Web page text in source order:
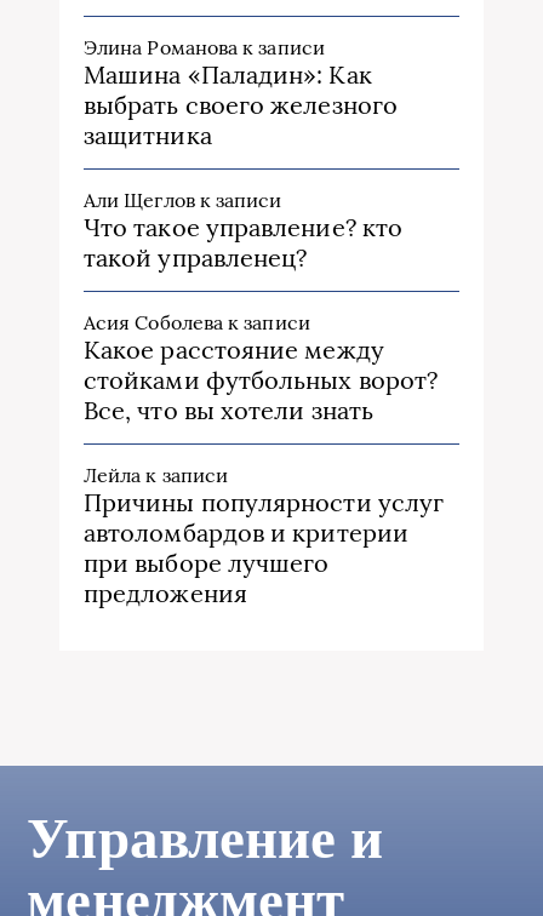
Элина Романова к записи
Машина «Паладин»: Как
выбрать своего железного
защитника
Али Щегловк записи
Что такое управление? кто
такой управленец?
Асия Соболева к записи
Какое расстояние между
стойками футбольных ворот?
Все, что вы хотели знать
Лейла к записи
Причины популярности услуг
автоломбардов и критерии
при выборе лучшего
предложения
Управление и
менеджмент